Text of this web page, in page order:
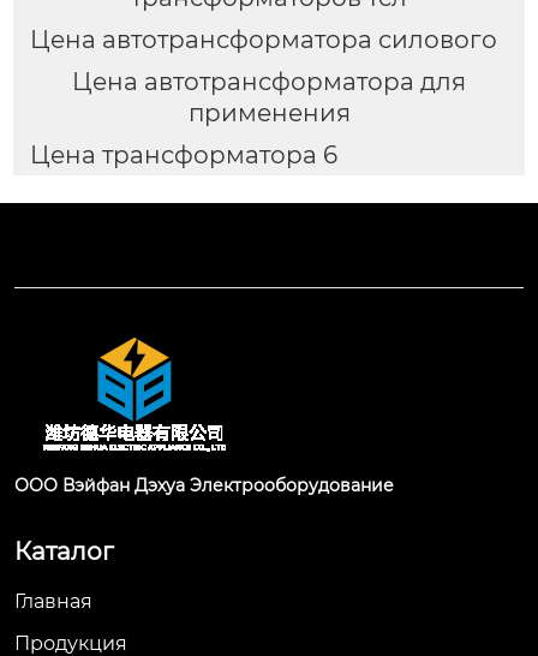
Цена автотрансформатора силового
Цена автотрансформатора для
применения
Цена трансформатора 6
ООО Вэйфан Дэхуа Электрооборудование
Каталог
Главная
Продукция